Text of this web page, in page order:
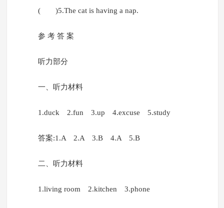
( )5.The cat is having a nap.
参 考 答 案
听力部分
一、听力材料
1.duck 2.fun 3.up 4.excuse 5.study
答案:1.A 2.A 3.B 4.A 5.B
二、听力材料
1.living room 2.kitchen 3.phone